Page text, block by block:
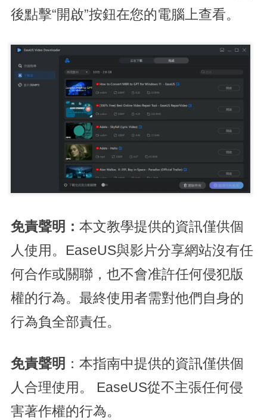
後點擊“開啟”按鈕在您的電腦上查看。
免責聲明： 本文教學提供的資訊僅供個
人使用。EaseUS與影片分享網站沒有任
何合作或關聯，也不會准許任何侵犯版
權的行為。最終使用者需對他們自身的
行為負全部責任。
免責聲明 ：本指南中提供的資訊僅供個
人合理使用。 EaseUS從不主張任何侵
害著作權的行為。